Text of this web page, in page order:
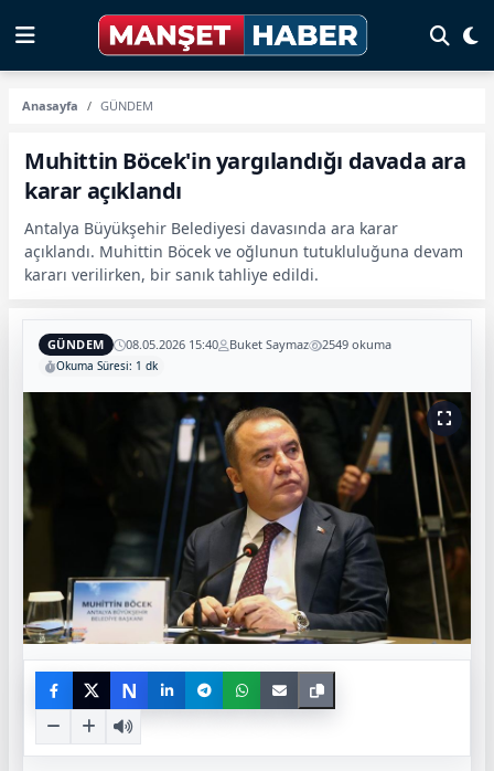
Anasayfa GÜNDEM
Muhittin Böcek'in yargılandığı davada ara
karar açıklandı
Antalya Büyükşehir Belediyesi davasında ara karar
açıklandı. Muhittin Böcek ve oğlunun tutukluluğuna devam
kararı verilirken, bir sanık tahliye edildi.
GÜNDEM 08.05.2026 15:40 Buket Saymaz 2549 okuma
Okuma Süresi: 1 dk
N